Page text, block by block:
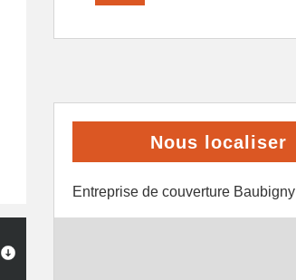
Nous localiser
Entreprise de couverture Baubigny